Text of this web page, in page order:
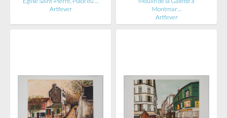
Artfever
Montmar…
Artfever